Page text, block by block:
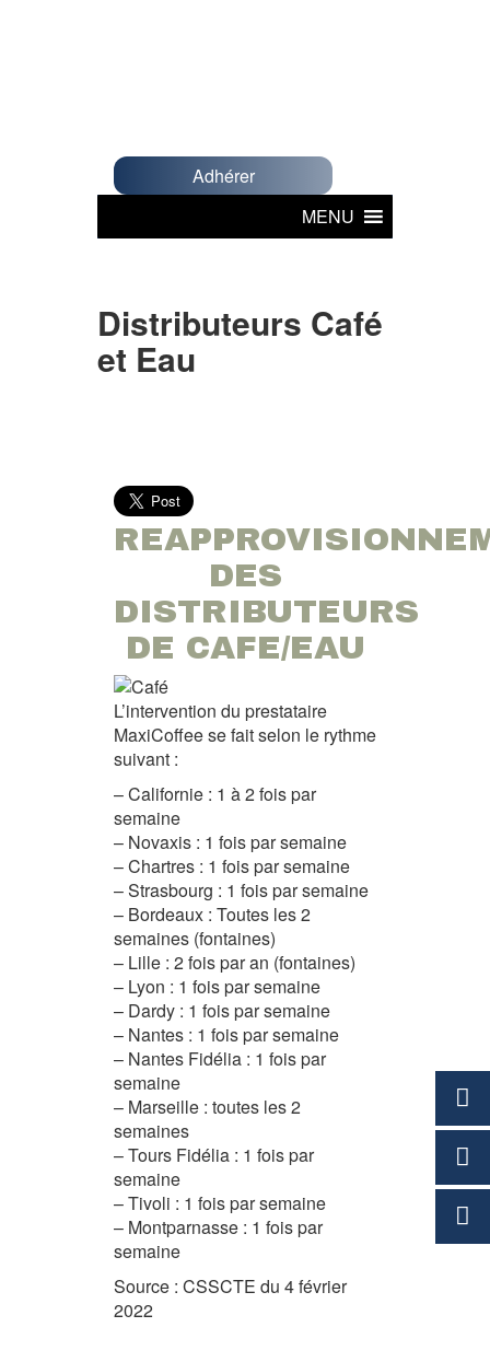
Adhérer
MENU
Distributeurs Café
et Eau
DES
DISTRIBUTEURS
DE CAFE/EAU
L’intervention du prestataire
MaxiCoffee se fait selon le rythme
suivant :
– Californie : 1 à 2 fois par
semaine
– Novaxis : 1 fois par semaine
– Chartres : 1 fois par semaine
– Strasbourg : 1 fois par semaine
– Bordeaux : Toutes les 2
semaines (fontaines)
– Lille : 2 fois par an (fontaines)
– Lyon : 1 fois par semaine
– Dardy : 1 fois par semaine
– Nantes : 1 fois par semaine
– Nantes Fidélia : 1 fois par
semaine
– Marseille : toutes les 2
semaines
– Tours Fidélia : 1 fois par
semaine
– Tivoli : 1 fois par semaine
– Montparnasse : 1 fois par
semaine
Source : CSSCTE du 4 février
2022